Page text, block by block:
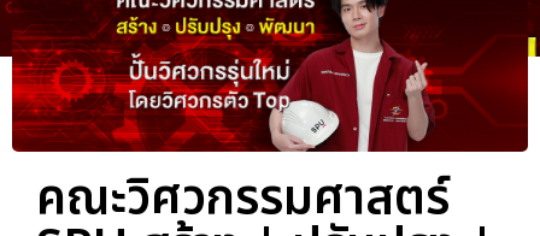
คณะวิศวกรรมศาสตร์